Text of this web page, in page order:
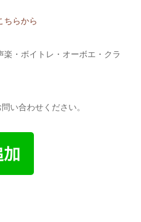
ちらから
・ボイトレ・オーボエ・クラ
い合わせください。